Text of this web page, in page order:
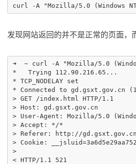
发现网站返回的并不是正常的页面，
➜  ~ curl -A "Mozilla/5.0
*   Trying 112.90.216.65...
* TCP_NODELAY set
* Connected to gd.gsxt.gov.cn
> GET /index.html HTTP/1.1
> Host: gd.gsxt.gov.cn
> User-Agent: Mozilla/5.0
> Accept: */*
> Referer: http://
> Cookie:
>
< HTTP/1.1 521